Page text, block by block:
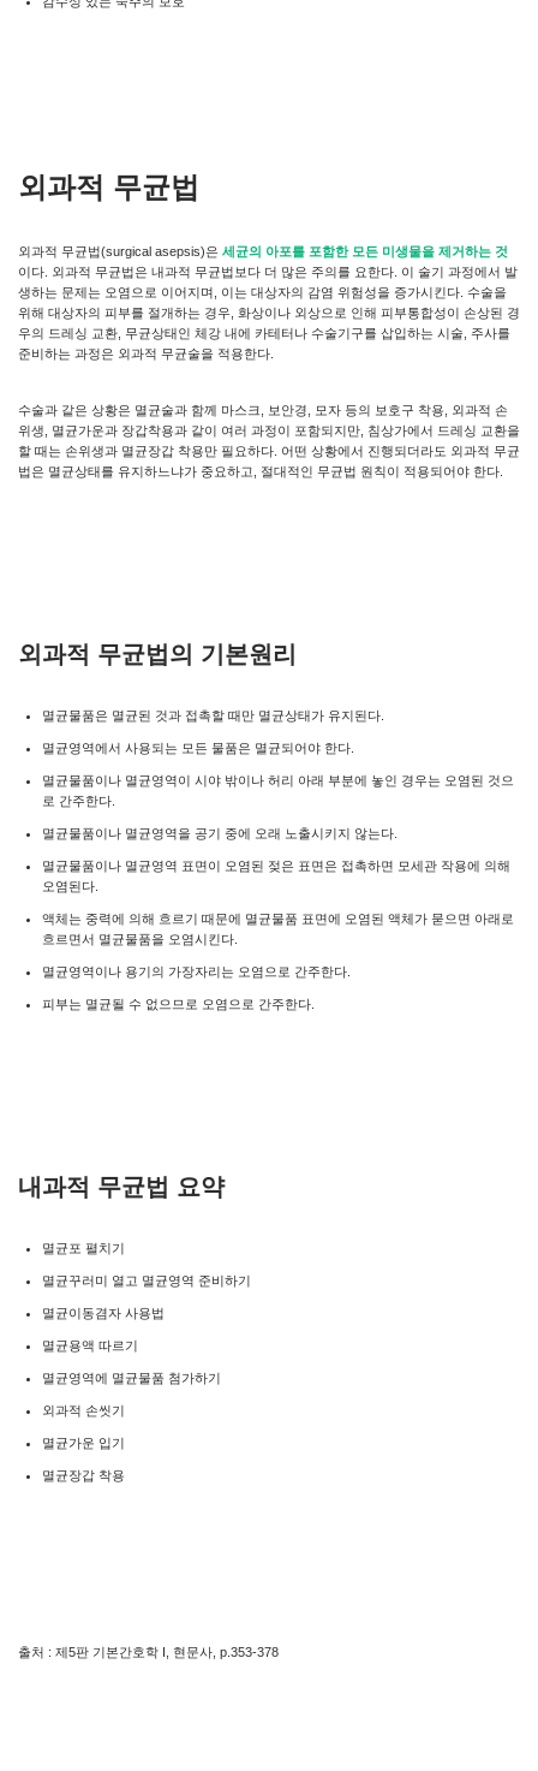
외과적 무균법
외과적 무균법(surgical asepsis)은 세균의 아포를 포함한 모든 미생물을 제거하는 것
이다. 외과적 무균법은 내과적 무균법보다 더 많은 주의를 요한다. 이 술기 과정에서 발
생하는 문제는 오염으로 이어지며, 이는 대상자의 감염 위험성을 증가시킨다. 수술을
위해 대상자의 피부를 절개하는 경우, 화상이나 외상으로 인해 피부통합성이 손상된 경
우의 드레싱 교환, 무균상태인 체강 내에 카테터나 수술기구를 삽입하는 시술, 주사를
준비하는 과정은 외과적 무균술을 적용한다.
수술과 같은 상황은 멸균술과 함께 마스크, 보안경, 모자 등의 보호구 착용, 외과적 손
위생, 멸균가운과 장갑착용과 같이 여러 과정이 포함되지만, 침상가에서 드레싱 교환을
할 때는 손위생과 멸균장갑 착용만 필요하다. 어떤 상황에서 진행되더라도 외과적 무균
법은 멸균상태를 유지하느냐가 중요하고, 절대적인 무균법 원칙이 적용되어야 한다.
외과적 무균법의 기본원리
멸균물품은 멸균된 것과 접촉할 때만 멸균상태가 유지된다.
멸균영역에서 사용되는 모든 물품은 멸균되어야 한다.
멸균물품이나 멸균영역이 시야 밖이나 허리 아래 부분에 놓인 경우는 오염된 것으
로 간주한다.
멸균물품이나 멸균영역을 공기 중에 오래 노출시키지 않는다.
멸균물품이나 멸균영역 표면이 오염된 젖은 표면은 접촉하면 모세관 작용에 의해
오염된다.
액체는 중력에 의해 흐르기 때문에 멸균물품 표면에 오염된 액체가 묻으면 아래로
흐르면서 멸균물품을 오염시킨다.
멸균영역이나 용기의 가장자리는 오염으로 간주한다.
피부는 멸균될 수 없으므로 오염으로 간주한다.
내과적 무균법 요약
멸균포 펼치기
멸균꾸러미 열고 멸균영역 준비하기
멸균이동겸자 사용법
멸균용액 따르기
멸균영역에 멸균물품 첨가하기
외과적 손씻기
멸균가운 입기
멸균장갑 착용
출처 : 제5판 기본간호학 I, 현문사, p.353-378